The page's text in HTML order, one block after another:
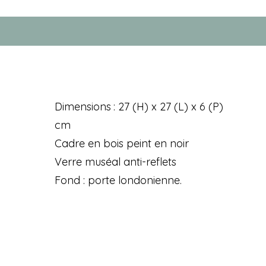
Dimensions : 27 (H) x 27 (L) x 6 (P)
cm
Cadre en bois peint en noir
Verre muséal anti-reflets
Fond : porte londonienne.